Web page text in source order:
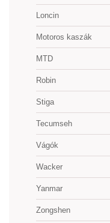
Loncin
Motoros kaszák
MTD
Robin
Stiga
Tecumseh
Vágók
Wacker
Yanmar
Zongshen